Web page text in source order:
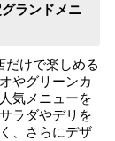
ランドメニ
だけで楽しめる
やグリーンカ
気メニューを
ラダやデリを
、さらにデザ